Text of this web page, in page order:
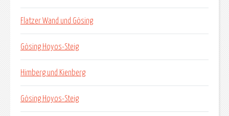
Flatzer Wand und Gösing
Gösing Hoyos-Steig
Himberg und Kienberg
Gösing Hoyos-Steig